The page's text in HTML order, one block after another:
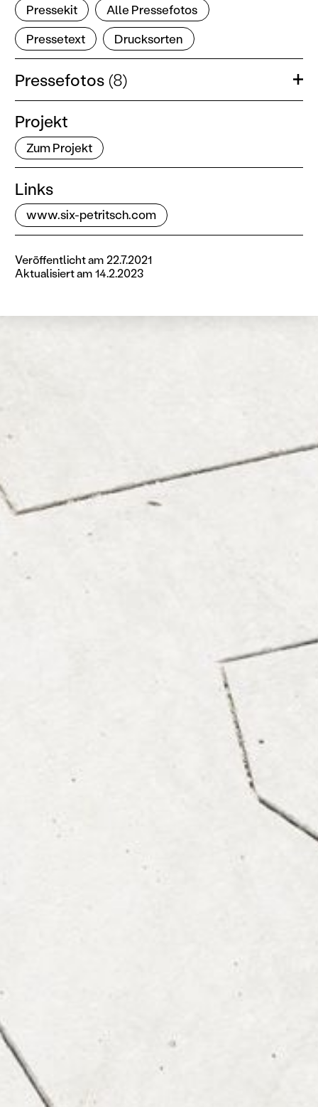
Pressekit
Alle Pressefotos
Pressetext
Drucksorten
Pressefotos (8)
Projekt
Zum Projekt
Links
www.six-petritsch.com
Veröffentlicht am 22.7.2021
Aktualisiert am 14.2.2023